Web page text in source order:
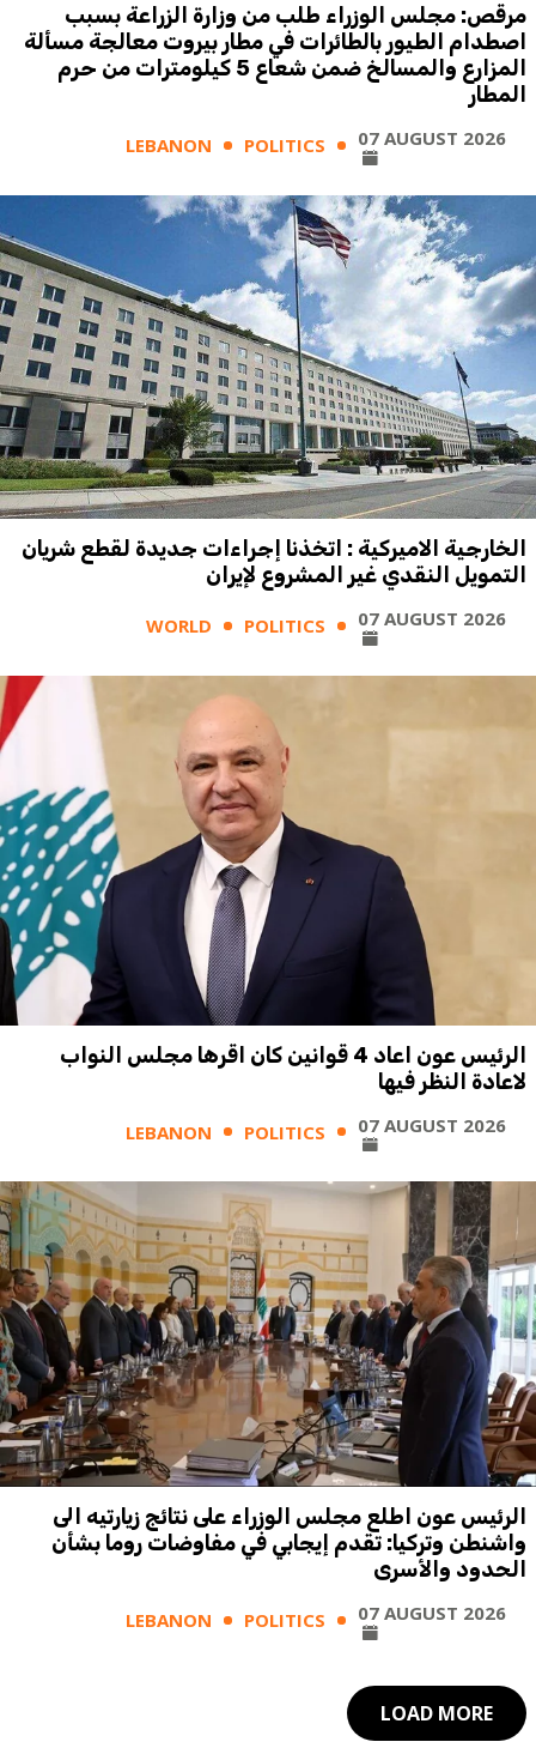
مرقص: مجلس الوزراء طلب من وزارة الزراعة بسبب
اصطدام الطيور بالطائرات في مطار بيروت معالجة مسألة
المزارع والمسالخ ضمن شعاع 5 كيلومترات من حرم
المطار
LEBANON POLITICS 07 AUGUST 2026
الخارجية الاميركية : اتخذنا إجراءات جديدة لقطع شريان
التمويل النقدي غير المشروع لإيران
WORLD POLITICS 07 AUGUST 2026
الرئيس عون اعاد 4 قوانين كان اقرها مجلس النواب
لاعادة النظر فيها
LEBANON POLITICS 07 AUGUST 2026
الرئيس عون اطلع مجلس الوزراء على نتائج زيارتيه الى
واشنطن وتركيا: تقدم إيجابي في مفاوضات روما بشأن
الحدود والأسرى
LEBANON POLITICS 07 AUGUST 2026
LOAD MORE